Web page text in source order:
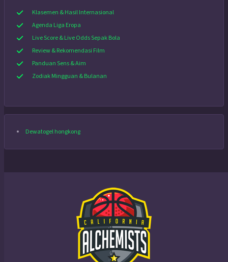
Klasemen & Hasil Internasional
Agenda Liga Eropa
Live Score & Live Odds Sepak Bola
Review & Rekomendasi Film
Panduan Sens & Aim
Zodiak Mingguan & Bulanan
Dewatogel hongkong